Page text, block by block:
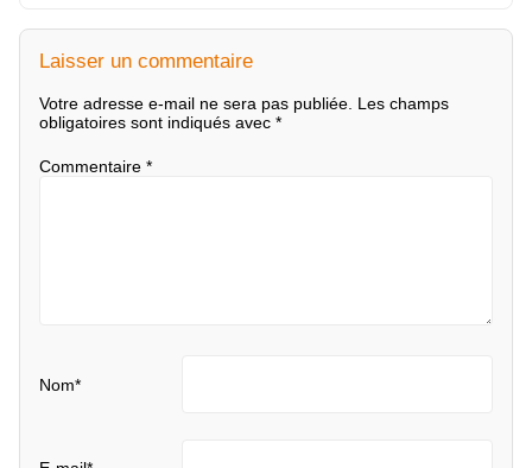
Laisser un commentaire
Votre adresse e-mail ne sera pas publiée. Les champs
obligatoires sont indiqués avec *
Commentaire *
Nom*